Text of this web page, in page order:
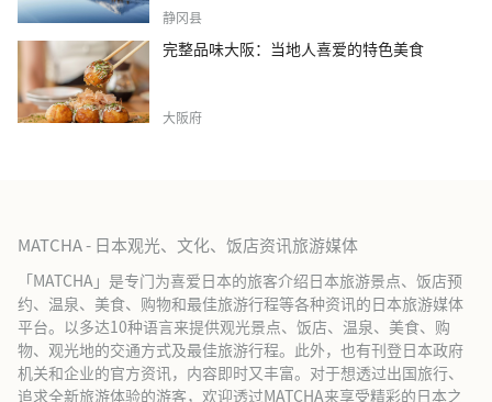
静冈县
完整品味大阪：当地人喜爱的特色美食
大阪府
MATCHA - 日本观光、文化、饭店资讯旅游媒体
「MATCHA」是专门为喜爱日本的旅客介绍日本旅游景点、饭店预
约、温泉、美食、购物和最佳旅游行程等各种资讯的日本旅游媒体
平台。以多达10种语言来提供观光景点、饭店、温泉、美食、购
物、观光地的交通方式及最佳旅游行程。此外，也有刊登日本政府
机关和企业的官方资讯，内容即时又丰富。对于想透过出国旅行、
追求全新旅游体验的游客，欢迎透过MATCHA来享受精彩的日本之